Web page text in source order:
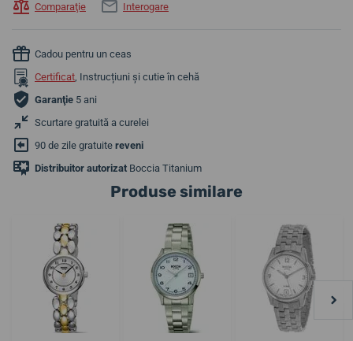
Comparaţie Interogare
Cadou pentru un ceas
Certificat, Instrucțiuni și cutie în cehă
Garanţie 5 ani
Scurtare gratuită a curelei
90 de zile gratuite reveni
Distribuitor autorizat Boccia Titanium
Produse similare